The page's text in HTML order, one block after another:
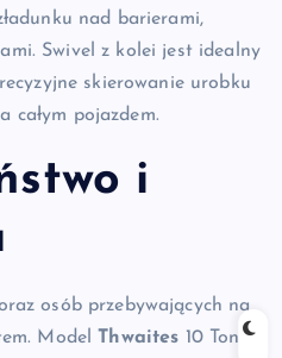
nad barierami,
Swivel z kolei jest idealny
skierowanie urobku
całym pojazdem.
i
osób przebywających na
Model Thwaites 10 Tonne